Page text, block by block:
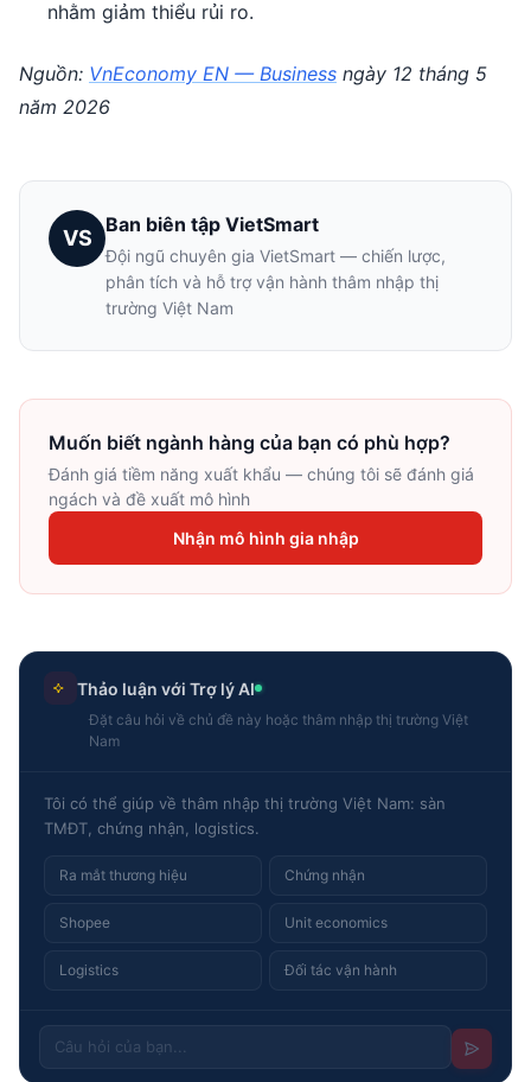
nhằm giảm thiểu rủi ro.
Nguồn: VnEconomy EN — Business ngày 12 tháng 5
năm 2026
VS
Ban biên tập VietSmart
Đội ngũ chuyên gia VietSmart — chiến lược,
phân tích và hỗ trợ vận hành thâm nhập thị
trường Việt Nam
Muốn biết ngành hàng của bạn có phù hợp?
Đánh giá tiềm năng xuất khẩu — chúng tôi sẽ đánh giá
ngách và đề xuất mô hình
Nhận mô hình gia nhập
Thảo luận với Trợ lý AI
Đặt câu hỏi về chủ đề này hoặc thâm nhập thị trường Việt
Nam
Tôi có thể giúp về thâm nhập thị trường Việt Nam: sàn
TMĐT, chứng nhận, logistics.
Ra mắt thương hiệu Chứng nhận
Shopee Unit economics
Logistics Đối tác vận hành